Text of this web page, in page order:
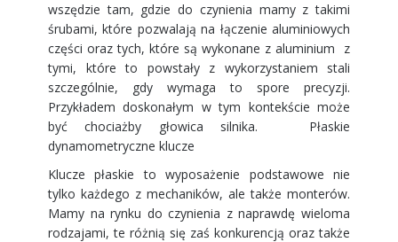
wszędzie tam, gdzie do czynienia mamy z takimi
śrubami, które pozwalają na łączenie aluminiowych
części oraz tych, które są wykonane z aluminium z
tymi, które to powstały z wykorzystaniem stali
szczególnie, gdy wymaga to spore precyzji.
Przykładem doskonałym w tym kontekście może
być chociażby głowica silnika. Płaskie
dynamometryczne klucze
Klucze płaskie to wyposażenie podstawowe nie
tylko każdego z mechaników, ale także monterów.
Mamy na rynku do czynienia z naprawdę wieloma
rodzajami, te różnią się zaś konkurencją oraz także